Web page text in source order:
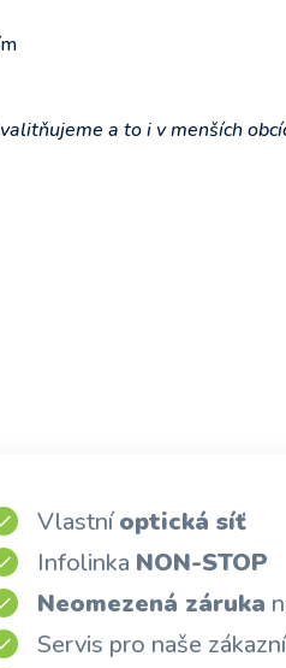
a to i v menších
Vlastníoptická síť
Infolinka NON-STOP
Neomezená záruka
Servis pro naše